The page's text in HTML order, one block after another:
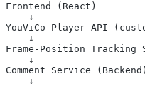
Frontend (React)
    ↓
YouViCo Player API
    ↓
Frame-Position Tracking
    ↓
Comment Service (Backend)
    ↓